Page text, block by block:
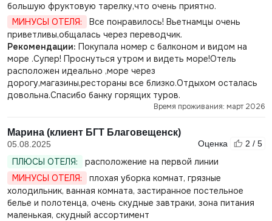
большую фруктовую тарелку,что очень приятно.
МИНУСЫ ОТЕЛЯ:
Все понравилось! Вьетнамцы очень
приветливы,общалась через переводчик.
Рекомендации: Покупала номер с балконом и видом на
море .Супер! Проснуться утром и видеть море!Отель
расположен идеально ,море через
дорогу,магазины,рестораны все близко.Отдыхом осталась
довольна.Спасибо банку горящих туров.
Время проживания: март 2026
Марина (клиент БГТ Благовещенск)
05.08.2025 Оценка 2 / 5
ПЛЮСЫ ОТЕЛЯ:
расположение на первой линии
МИНУСЫ ОТЕЛЯ:
плохая уборка комнат, грязные
холодильник, ванная комната, застиранное постельное
белье и полотенца, очень скудные завтраки, зона питания
маленькая, скудный ассортимент